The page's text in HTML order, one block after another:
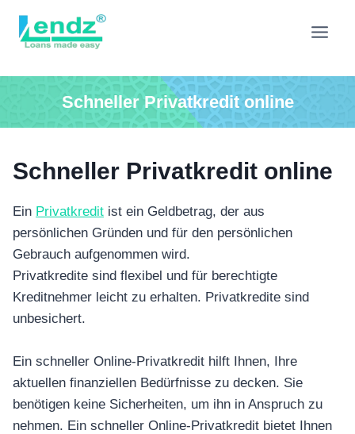
Inhalt
springen
Schneller Privatkredit online
Schneller Privatkredit online
Ein Privatkredit ist ein Geldbetrag, der aus
persönlichen Gründen und für den persönlichen
Gebrauch aufgenommen wird.
Privatkredite sind flexibel und für berechtigte
Kreditnehmer leicht zu erhalten. Privatkredite sind
unbesichert.
Ein schneller Online-Privatkredit hilft Ihnen, Ihre
aktuellen finanziellen Bedürfnisse zu decken. Sie
benötigen keine Sicherheiten, um ihn in Anspruch zu
nehmen. Ein schneller Online-Privatkredit bietet Ihnen